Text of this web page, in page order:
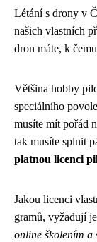
Létání s drony v
našich vlastních
dron máte, k
Většina hobby
speciálního
musíte mít pořád
tak musíte splnit
platnou licenci
Jakou licenci
gramů, vyžadují
online školením a